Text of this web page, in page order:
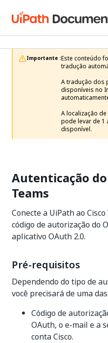
Importante :Este conteúdo
tradução
A tradução dos
disponíveis no
A localização
pode levar de 1
disponível.
Autenticação
Teams
Conecte a UiPath ao
código de autorização do
aplicativo OAuth 2.0.
Pré-requisitos
Dependendo do tipo de
você precisará de uma
Código de
OAuth, o e-mail e a
conta Cisco.